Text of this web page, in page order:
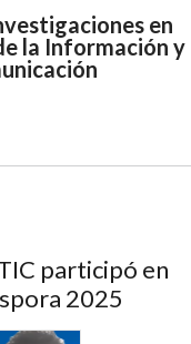
en
la Información y
participó en
2025